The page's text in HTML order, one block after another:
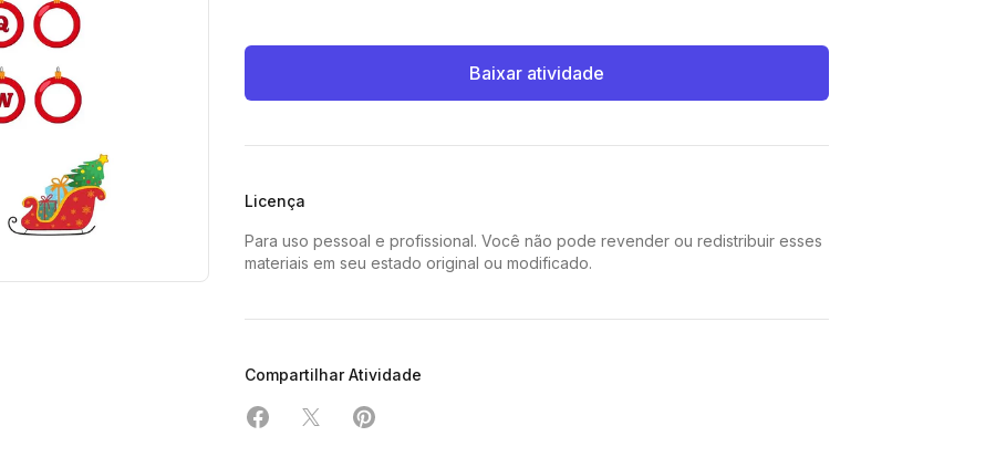
Baixar atividade
Licença
Para uso pessoal e profissional. Você não pode revender ou redistribuir esses
materiais em seu estado original ou modificado.
Compartilhar Atividade
Compartilhar em Facebook
Compartilhar em X
Compartilhar em Pinterest